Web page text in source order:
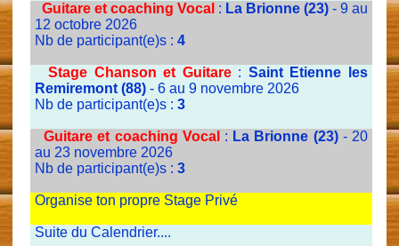
Guitare et coaching Vocal : La Brionne (23)- 9 au
12 octobre 2026
Nb de participant(e)s : 4
Stage Chanson et Guitare: Saint Etienne les
Remiremont (88)- 6 au 9 novembre 2026
Nb de participant(e)s : 3
Guitare et coaching Vocal : La Brionne (23)- 20
au 23 novembre 2026
Nb de participant(e)s : 3
Organise ton propre Stage Privé
Suite du Calendrier....